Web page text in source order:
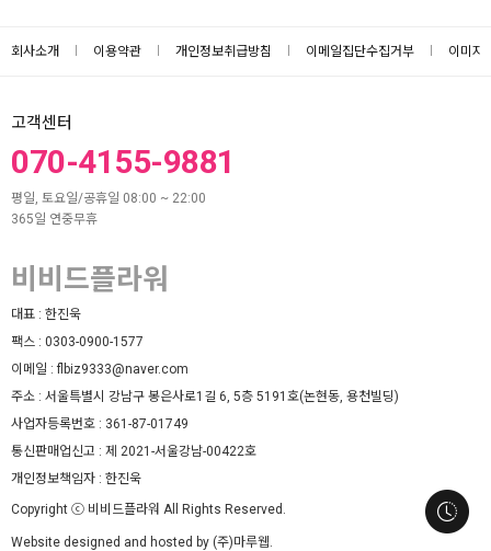
회사소개 이용약관 개인정보취급방침 이메일집단수집거부 이미지
고객센터
070-4155-9881
평일, 토요일/공휴일 08:00 ~ 22:00
365일 연중무휴
비비드플라워
대표 : 한진욱
팩스 : 0303-0900-1577
이메일 :flbiz9333@naver.com
주소 : 서울특별시 강남구 봉은사로1길 6, 5층 5191호(논현동, 용천빌딩)
사업자등록번호 : 361-87-01749
통신판매업신고 : 제 2021-서울강남-00422호
개인정보책임자 : 한진욱
Copyright ⓒ 비비드플라워 All Rights Reserved.
Website designed and hosted by (주)마루웹.